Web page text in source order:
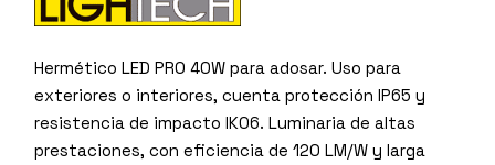
Hermético LED PRO 40W para adosar. Uso para
exteriores o interiores, cuenta protección IP65 y
resistencia de impacto IK06. Luminaria de altas
prestaciones, con eficiencia de 120 LM/W y larga